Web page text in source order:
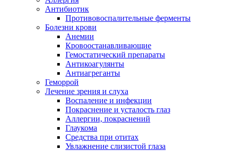
Антибиотик
Противовоспалительные ферменты
Болезни крови
Анемии
Кровоостанавливающие
Гемостатический препараты
Антикоагулянты
Антиагреганты
Геморрой
Лечение зрения и слуха
Воспаление и инфекции
Покраснение и усталость глаз
Аллергии, покраснений
Глаукома
Средства при отитах
Увлажнение слизистой глаза